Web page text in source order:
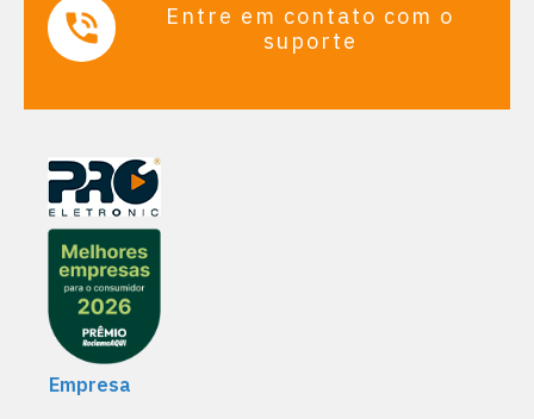
Entre em contato com o
suporte
Empresa